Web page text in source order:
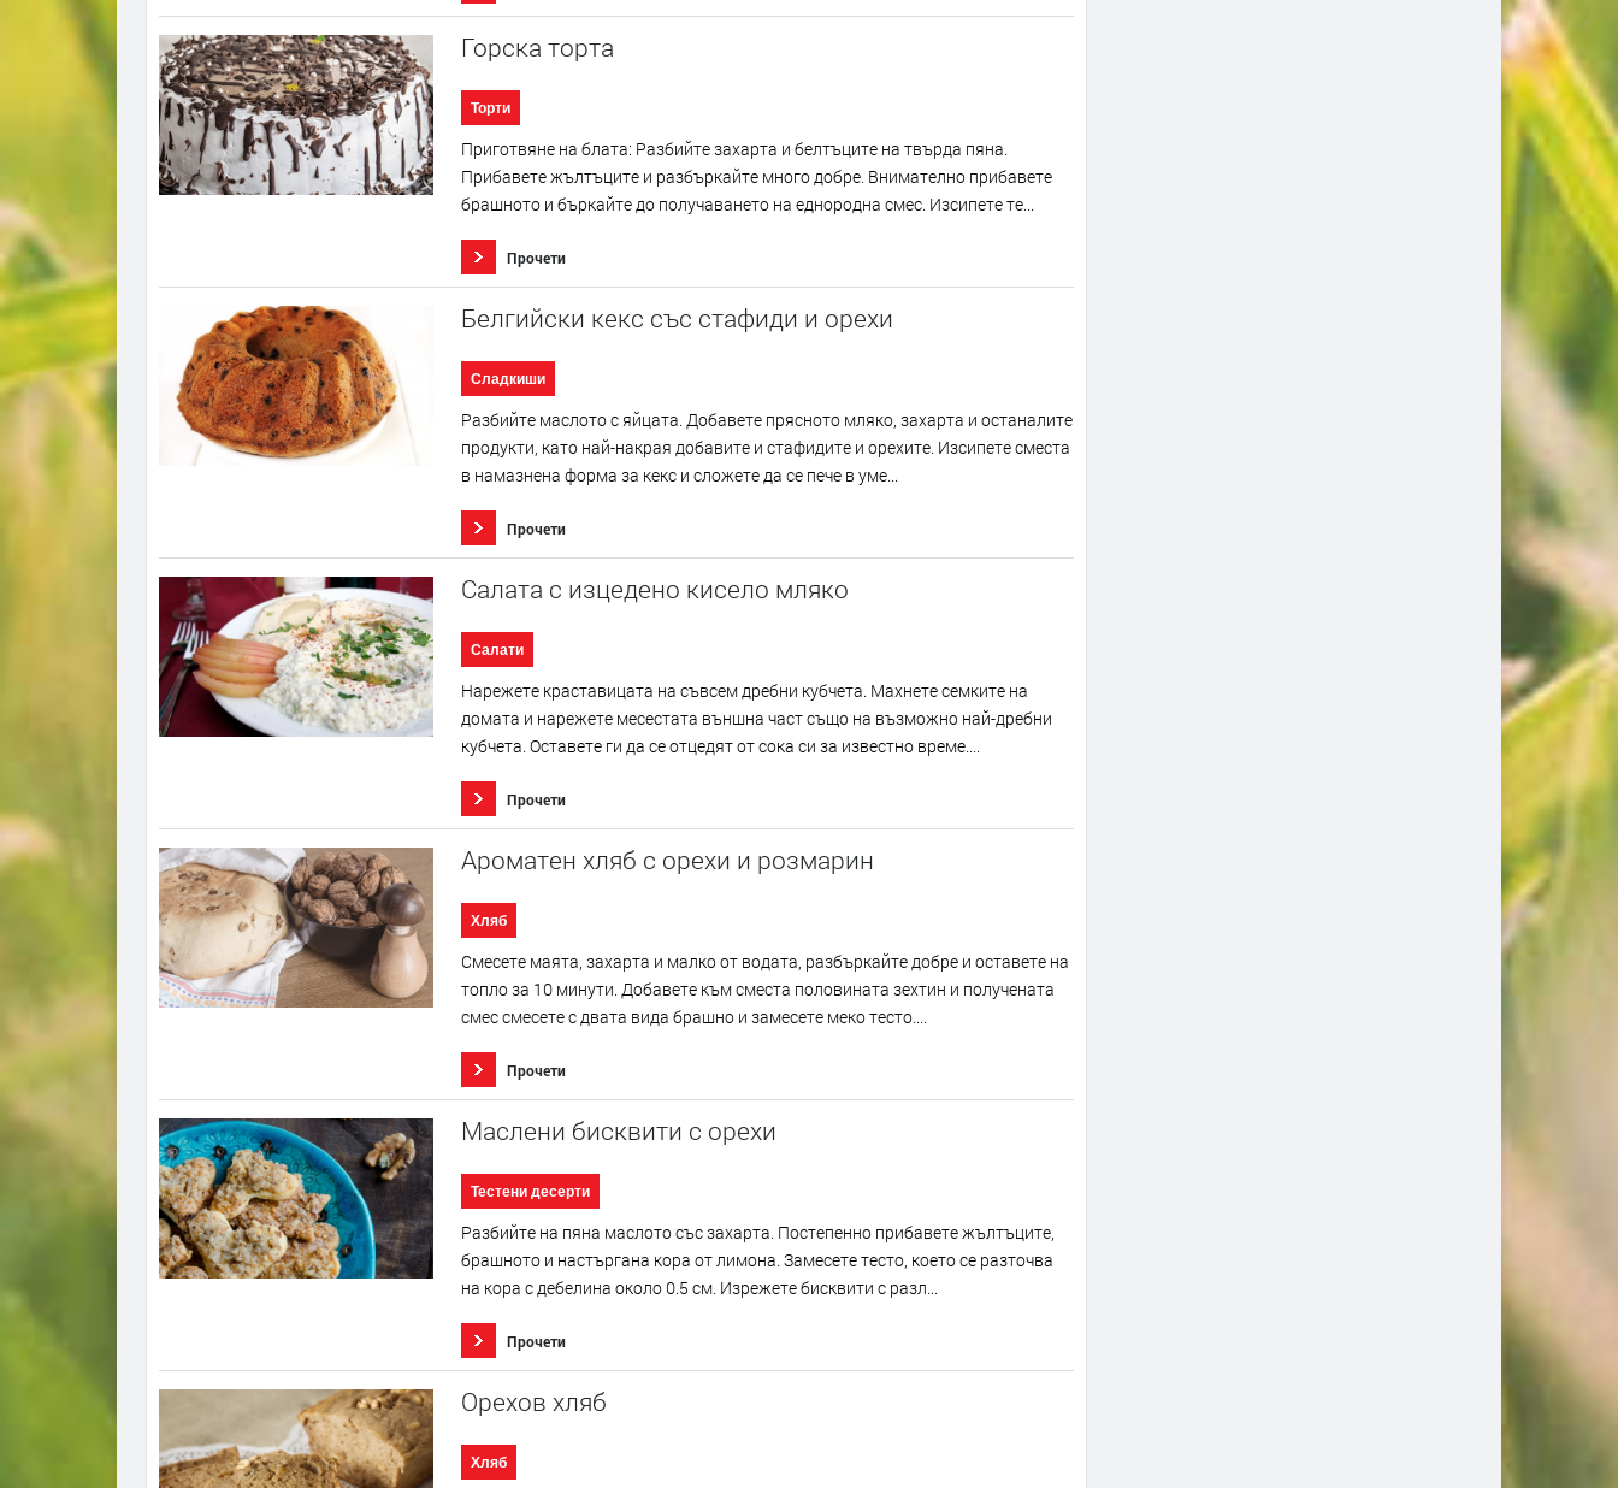
Горска торта
Торти
Приготвяне на блата: Разбийте захарта и белтъците на твърда пяна.
Прибавете жълтъците и разбъркайте много добре. Внимателно прибавете
брашното и бъркайте до получаването на еднородна смес. Изсипете те...
Прочети
Белгийски кекс със стафиди и орехи
Сладкиши
Разбийте маслото с яйцата. Добавете прясното мляко, захарта и останалите
продукти, като най-накрая добавите и стафидите и орехите. Изсипете сместа
в намазнена форма за кекс и сложете да се пече в уме...
Прочети
Салата с изцедено кисело мляко
Салати
Нарежете краставицата на съвсем дребни кубчета. Махнете семките на
домата и нарежете месестата външна част също на възможно най-дребни
кубчета. Оставете ги да се отцедят от сока си за известно време....
Прочети
Ароматен хляб с орехи и розмарин
Хляб
Смесете маята, захарта и малко от водата, разбъркайте добре и оставете на
топло за 10 минути. Добавете към сместа половината зехтин и получената
смес смесете с двата вида брашно и замесете меко тесто....
Прочети
Маслени бисквити с орехи
Тестени десерти
Разбийте на пяна маслото със захарта. Постепенно прибавете жълтъците,
брашното и настъргана кора от лимона. Замесете тесто, което се разточва
на кора с дебелина около 0.5 см. Изрежете бисквити с разл...
Прочети
Орехов хляб
Хляб